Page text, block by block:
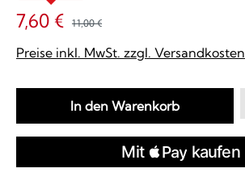
7,60 € 11,00 €
Preise inkl. MwSt. zzgl. Versandkosten
In den Warenkorb